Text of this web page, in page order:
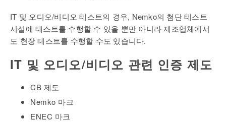
IT 및 오디오/비디오 테스트의 경우, Nemko의 첨단 테스트
시설에 테스트를 수행할 수 있을 뿐만 아니라 제조업체에서
도 현장 테스트를 수행할 수도 있습니다.
IT 및 오디오/비디오 관련 인증 제도
CB 제도
Nemko 마크
ENEC 마크